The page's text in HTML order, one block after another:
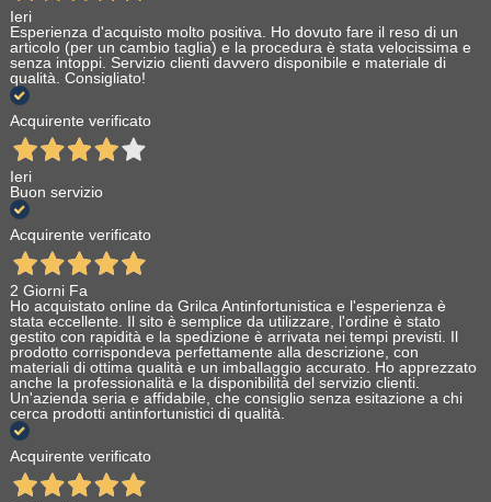
Ieri
Esperienza d'acquisto molto positiva. Ho dovuto fare il reso di un
articolo (per un cambio taglia) e la procedura è stata velocissima e
senza intoppi. Servizio clienti davvero disponibile e materiale di
qualità. Consigliato!
Acquirente verificato
Ieri
Buon servizio
Acquirente verificato
2 Giorni Fa
Ho acquistato online da Grilca Antinfortunistica e l'esperienza è
stata eccellente. Il sito è semplice da utilizzare, l'ordine è stato
gestito con rapidità e la spedizione è arrivata nei tempi previsti. Il
prodotto corrispondeva perfettamente alla descrizione, con
materiali di ottima qualità e un imballaggio accurato. Ho apprezzato
anche la professionalità e la disponibilità del servizio clienti.
Un'azienda seria e affidabile, che consiglio senza esitazione a chi
cerca prodotti antinfortunistici di qualità.
Acquirente verificato